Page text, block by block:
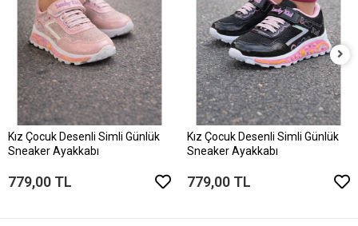
Kız Çocuk Desenli Simli Günlük
Sneaker Ayakkabı
779,00 TL
Kız Çocuk Desenli Simli Günlük
Sneaker Ayakkabı
779,00 TL